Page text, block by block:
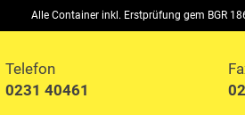
Alle Container inkl. Erstprüfung gem BGR
Telefon
0231 40461